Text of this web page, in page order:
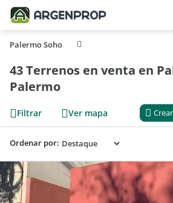
Palermo Soho
43 Terrenos en venta en
Palermo
Filtrar Ver mapa
Ordenar por: